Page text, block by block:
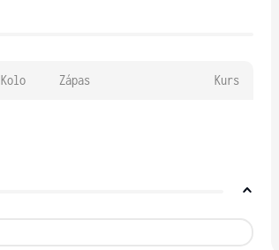
Kolo Zápas Kurs